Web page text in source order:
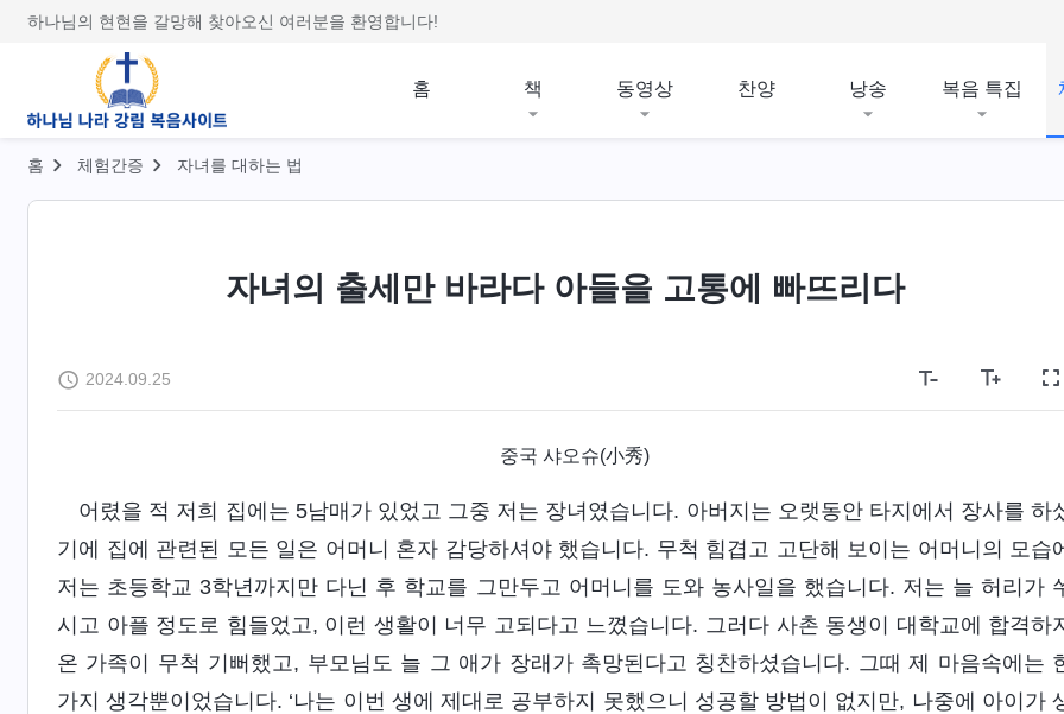
하나님의 현현을 갈망해 찾아오신 여러분을 환영합니다!
홈 책 동영상 찬양 낭송 복음 특집
홈 체험간증 자녀를 대하는 법
자녀의 출세만 바라다 아들을 고통에 빠뜨리다
2024.09.25
중국 샤오슈(小秀)
어렸을 적 저희 집에는 5남매가 있었고 그중 저는 장녀였습니다. 아버지는 오랫동안 타지에서 장사를 하
기에 집에 관련된 모든 일은 어머니 혼자 감당하셔야 했습니다. 무척 힘겹고 고단해 보이는 어머니의 모습에
저는 초등학교 3학년까지만 다닌 후 학교를 그만두고 어머니를 도와 농사일을 했습니다. 저는 늘 허리가
시고 아플 정도로 힘들었고, 이런 생활이 너무 고되다고 느꼈습니다. 그러다 사촌 동생이 대학교에 합격하
온 가족이 무척 기뻐했고, 부모님도 늘 그 애가 장래가 촉망된다고 칭찬하셨습니다. 그때 제 마음속에는
가지 생각뿐이었습니다. ‘나는 이번 생에 제대로 공부하지 못했으니 성공할 방법이 없지만, 나중에 아이가